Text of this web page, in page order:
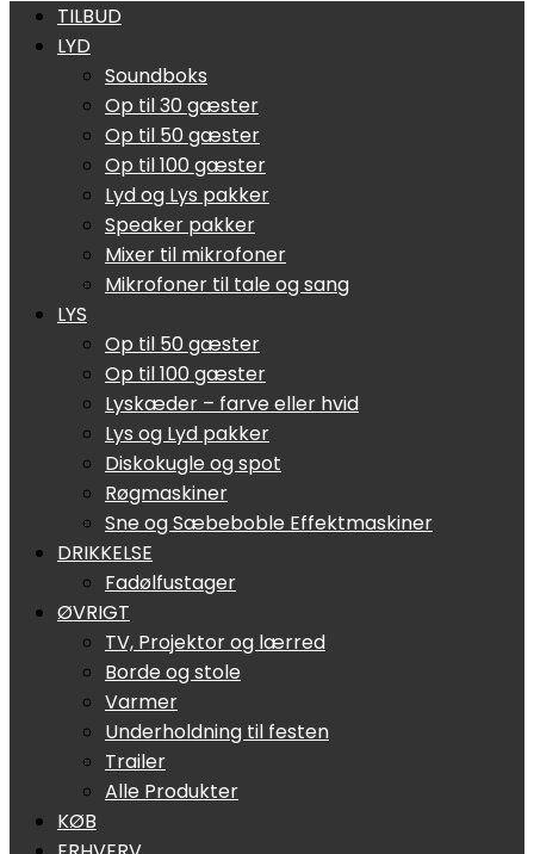
TILBUD
LYD
Soundboks
Op til 30 gæster
Op til 50 gæster
Op til 100 gæster
Lyd og Lys pakker
Speaker pakker
Mixer til mikrofoner
Mikrofoner til tale og sang
LYS
Op til 50 gæster
Op til 100 gæster
Lyskæder – farve eller hvid
Lys og Lyd pakker
Diskokugle og spot
Røgmaskiner
Sne og Sæbeboble Effektmaskiner
DRIKKELSE
Fadølfustager
ØVRIGT
TV, Projektor og lærred
Borde og stole
Varmer
Underholdning til festen
Trailer
Alle Produkter
KØB